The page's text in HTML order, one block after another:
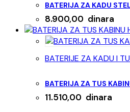
BATERIJA ZA KADU
8.900,00 dinara
BATERIJE ZA KADU I
BATERIJA ZA TUS
11.510,00 dinara